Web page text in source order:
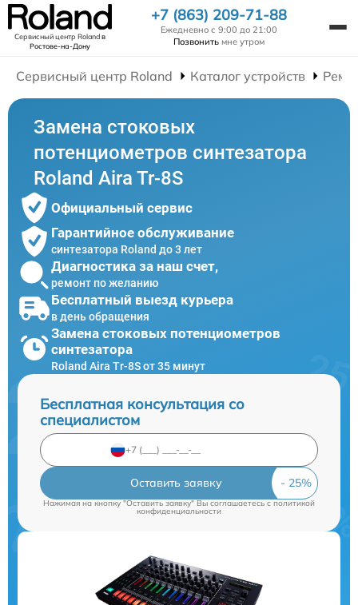
Сервисный центр Rolandв
Ростове-на-Дону
+7 (863) 209-71-88
Ежедневно с 9:00 до 21:00
Позвонить мне утром
Сервисный центр Roland Каталог устройств
Замена стоковых
потенциометров синтезатора
Roland Aira Tr-8S
Официальный сервис
Гарантийное обслуживание
синтезатора Roland до 3 лет
Диагностика за наш счет,
ремонт по желанию
Бесплатный выезд курьера
в день обращения
Замена стоковых потенциометров
синтезатора
Roland Aira Tr-8S от 35 минут
Бесплатная консультация со
специалистом
Оставить заявку
Нажимая на кнопку "Оставить заявку" Вы соглашаетесь cполитикой
конфиденциальности